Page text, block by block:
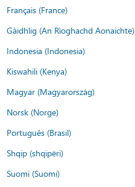
Français (France)
Gàidhlig (An Rìoghachd Aonaichte)
Indonesia (Indonesia)
Kiswahili (Kenya)
Magyar (Magyarország)
Norsk (Norge)
Português (Brasil)
Shqip (shqipëri)
Suomi (Suomi)